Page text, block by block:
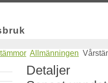
Allmänningen
Detaljer